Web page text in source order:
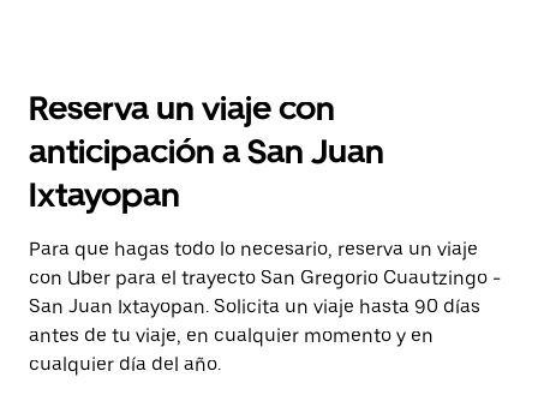
el
y
selecciona
una
Presiona
la
tecla Esc
para
cerrar
el
calendario.
Reserva un viaje con
anticipación a San Juan
Ixtayopan
Para que hagas todo lo necesario, reserva un viaje
con Uber para el trayecto San Gregorio Cuautzingo -
San Juan Ixtayopan. Solicita un viaje hasta 90 días
antes de tu viaje, en cualquier momento y en
cualquier día del año.